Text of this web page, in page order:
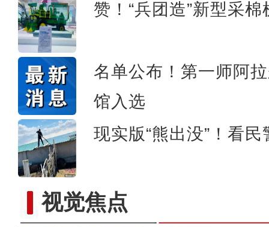
赞！“兵团造”新型采
名单公布！第一师阿
馆入选
现实版“熊出没”！看民
视觉焦点《游在新疆、吃住在兵团》